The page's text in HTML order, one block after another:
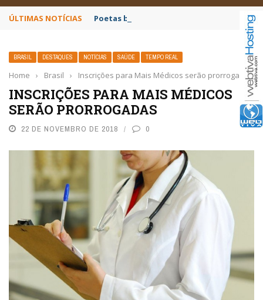
ÚLTIMAS NOTÍCIAS Poetas baianos representam o Brasil no
BRASIL DESTAQUES NOTÍCIAS SAÚDE TEMPO REAL
Home › Brasil › Inscrições para Mais Médicos serão prorrogadas
INSCRIÇÕES PARA MAIS MÉDICOS
SERÃO PRORROGADAS
22 DE NOVEMBRO DE 2018 0